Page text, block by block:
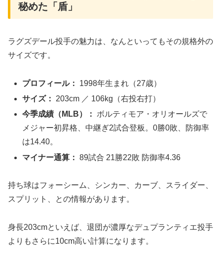
秘めた「盾」
ラグズデール投手の魅力は、なんといってもその規格外の
サイズです。
プロフィール：
1998年生まれ（27歳）
サイズ：
203cm ／ 106kg（右投右打）
今季成績（MLB）： ボルティモア・オリオールズで
メジャー初昇格、中継ぎ2試合登板。0勝0敗、防御率
は14.40。
マイナー通算： 89試合 21勝22敗 防御率4.36
持ち球はフォーシーム、シンカー、カーブ、スライダー、
スプリット、との情報があります。
身長203cmといえば、退団が濃厚なデュプランティエ投手
よりもさらに10cm高い計算になります。